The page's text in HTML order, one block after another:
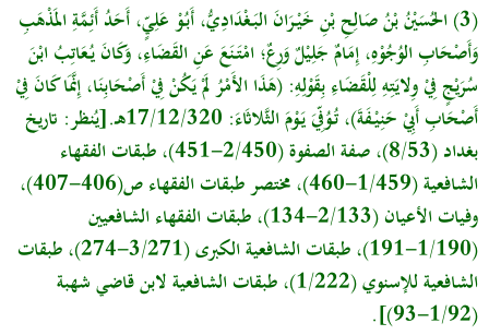
(3) الحُسَيْنُ بْنُ صَالِحِ بْنِ خَيْرَانَ البَغْدَادِيُّ، أَبُوْ عَلِيٍّ، أَحَدُ أَئِمَّةِ المَذْهَبِ
وَأَصْحَابِ الوُجُوْهِ، إِمَامٌ جَلِيْلٌ وَرِعٌ؛ امْتَنَعَ عَنِ القَضَاءِ، وَكَانَ يُعَاتِبُ ابْنَ
سُرَيْجٍ فِيْ وِلايَتِهِ لِلْقَضَاءِ بِقَوْلِهِ: (هَذَا الأَمْرُ لَمْ يَكُنْ فِيْ أَصْحَابِنَا، إِنَّمَا كَانَ فِيْ
أَصْحَابِ أَبِيْ حَنِيْفَةَ)، تُوُفِّيَ يَوْمَ الثَّلاثَاءَ: 17/12/320هـ.[يُنظر: تاريخ
بغداد (8/53)، صفة الصفوة (2/450-451)، طبقات الفقهاء
الشافعية (1/459-460)، مختصر طبقات الفقهاء ص(406-407)،
وفيات الأعيان (2/133-134)، طبقات الفقهاء الشافعيين
(1/190-191)، طبقات الشافعية الكبرى (3/271-274)، طبقات
الشافعية للإسنوي (1/222)، طبقات الشافعية لابن قاضي شهبة
(1/92-93)].